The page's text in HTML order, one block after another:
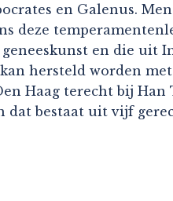
en Galenus.
deze
en die uit
hersteld worden
Haag terecht bij Han
dat bestaat uit vijf